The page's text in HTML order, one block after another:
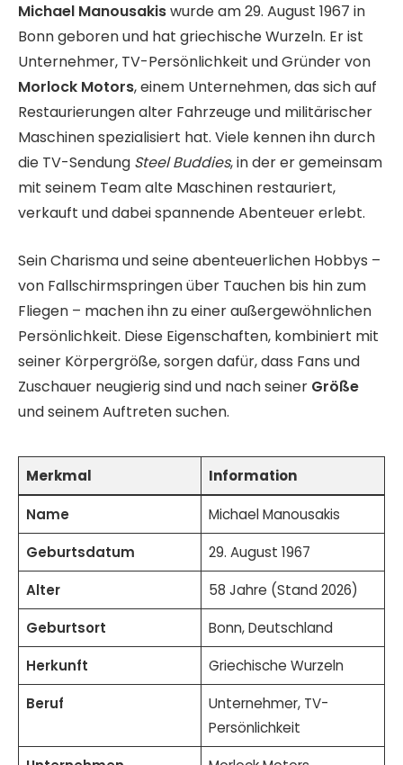
Michael Manousakiswurde am 29. August 1967 in
Bonn geboren und hat griechische Wurzeln. Er ist
Unternehmer, TV-Persönlichkeit und Gründer von
Morlock Motors, einem Unternehmen, das sich auf
Restaurierungen alter Fahrzeuge und militärischer
Maschinen spezialisiert hat. Viele kennen ihn durch
die TV-Sendung Steel Buddies, in der er gemeinsam
mit seinem Team alte Maschinen restauriert,
verkauft und dabei spannende Abenteuer erlebt.
Sein Charisma und seine abenteuerlichen Hobbys –
von Fallschirmspringen über Tauchen bis hin zum
Fliegen – machen ihn zu einer außergewöhnlichen
Persönlichkeit. Diese Eigenschaften, kombiniert mit
seiner Körpergröße, sorgen dafür, dass Fans und
Zuschauer neugierig sind und nach seiner Größe
und seinem Auftreten suchen.
Merkmal Information
Name
Michael Manousakis
Geburtsdatum
29. August 1967
Alter
58 Jahre (Stand 2026)
Geburtsort
Bonn, Deutschland
Herkunft
Griechische Wurzeln
Beruf
Unternehmer, TV-
Persönlichkeit